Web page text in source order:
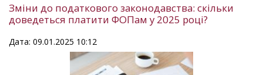
Зміни до податкового законодавства: скільки
доведеться платити ФОПам у 2025 році?
Дата: 09.01.2025 10:12